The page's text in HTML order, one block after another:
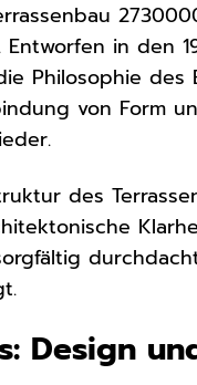
in den
Philosophie
von Form
des
Design